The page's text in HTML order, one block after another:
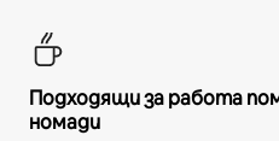
Подходящи за работа
номади